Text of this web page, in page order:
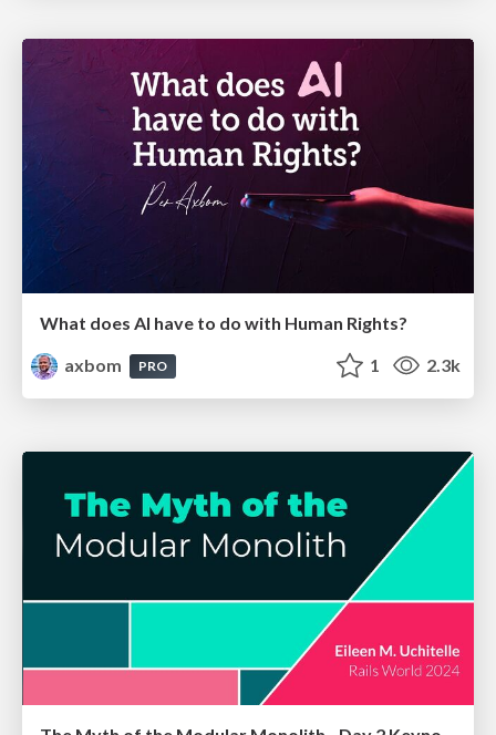
What does AI have to do with Human Rights?
axbom
PRO 1 2.3k